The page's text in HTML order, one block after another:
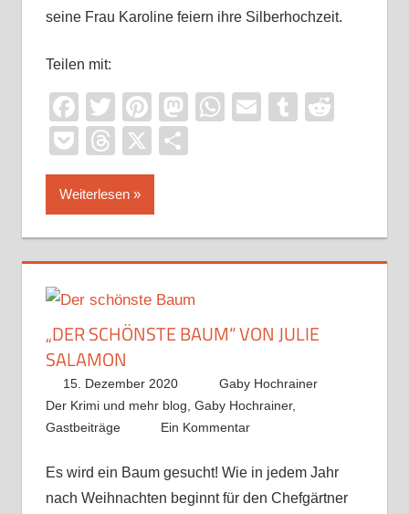
seine Frau Karoline feiern ihre Silberhochzeit.
Teilen mit:
Facebook
TwitterPinterest
Mastodon
WhatsApp
EmailTumblr
PocketThreads
X
Weiterlesen
„DER SCHÖNSTE BAUM“ VON JULIE
SALAMON
15. Dezember 2020
Gaby Hochrainer
Der Krimi und mehr blog Gaby Hochrainer,
Gastbeiträge
Ein Kommentar
Es wird ein Baum gesucht! Wie in jedem Jahr
nach Weihnachten beginnt für den Chefgärtner